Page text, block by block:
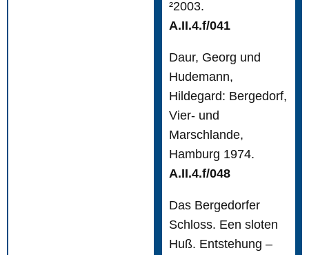
²2003.
A.II.4.f/041
Daur, Georg und
Hudemann,
Hildegard: Bergedorf,
Vier- und
Marschlande,
Hamburg 1974.
A.II.4.f/048
Das Bergedorfer
Schloss. Een sloten
Huß. Entstehung –